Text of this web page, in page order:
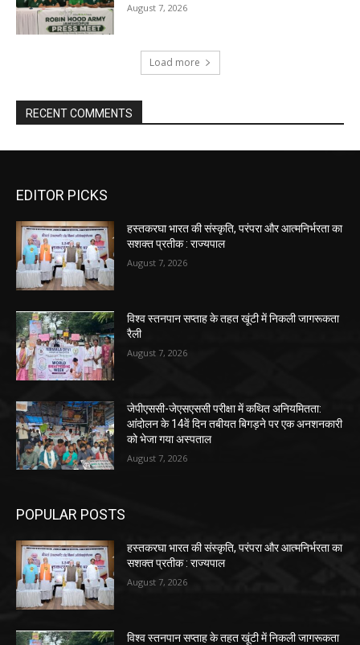
August 7, 2026
Load more
RECENT COMMENTS
EDITOR PICKS
हस्तकरघा भारत की संस्कृति, परंपरा और आत्मनिर्भरता का
सशक्त प्रतीक : राज्यपाल
August 7, 2026
विश्व स्तनपान सप्ताह के तहत खूंटी में निकली जागरूकता
रैली
August 7, 2026
जेपीएससी-जेएसएससी परीक्षा में कथित अनियमितता:
आंदोलन के 14वें दिन तबीयत बिगड़ने पर एक अनशनकारी
को भेजा गया अस्पताल
August 7, 2026
POPULAR POSTS
हस्तकरघा भारत की संस्कृति, परंपरा और आत्मनिर्भरता का
सशक्त प्रतीक : राज्यपाल
August 7, 2026
विश्व स्तनपान सप्ताह के तहत खूंटी में निकली जागरूकता